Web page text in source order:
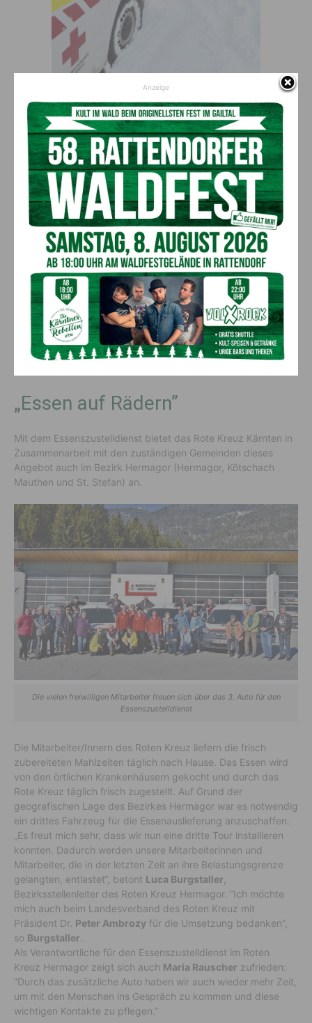
die bestens geschulten Mitarbeiter des NEF
Eine fahrende Intensivstation ist das Notarzt Einsatz Fahrzeug (NEF)
„Essen auf Rädern”
Mit dem Essenszustelldienst bietet das Rote Kreuz Kärnten in
Zusammenarbeit mit den zuständigen Gemeinden dieses
Angebot auch im Bezirk Hermagor (Hermagor, Kötschach
Mauthen und St. Stefan) an.
Die vielen freiwilligen Mitarbeiter freuen sich über das 3. Auto für den
Essenszustelldienst
Die Mitarbeiter/Innern des Roten Kreuz liefern die frisch
zubereiteten Mahlzeiten täglich nach Hause. Das Essen wird
von den örtlichen Krankenhäusern gekocht und durch das
Rote Kreuz täglich frisch zugestellt. Auf Grund der
geografischen Lage des Bezirkes Hermagor war es notwendig
ein drittes Fahrzeug für die Essenauslieferung anzuschaffen.
„Es freut mich sehr, dass wir nun eine dritte Tour installieren
konnten. Dadurch werden unsere Mitarbeiterinnen und
Mitarbeiter, die in der letzten Zeit an ihre Belastungsgrenze
gelangten, entlastet“, betont Luca Burgstaller
Bezirksstellenleiter des Roten Kreuz Hermagor. “Ich möchte
mich auch beim Landesverband des Roten Kreuz mit
Präsident Dr. Peter Ambrozy für die Umsetzung bedanken”,
so Burgstaller
Als Verantwortliche für den Essenszustelldienst im Roten
Kreuz Hermagor zeigt sich auch Maria Rauscher zufrieden:
“Durch das zusätzliche Auto haben wir auch wieder mehr Zeit,
um mit den Menschen ins Gespräch zu kommen und diese
wichtigen Kontakte zu pflegen.”
Anzeige